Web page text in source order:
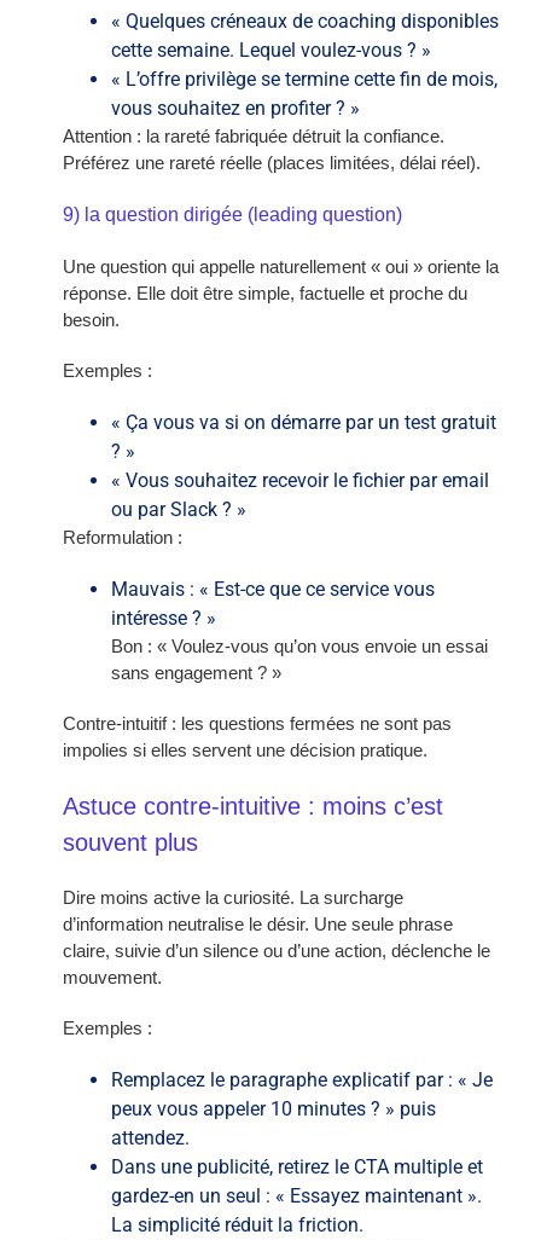
« Quelques créneaux de coaching disponibles
cette semaine. Lequel voulez-vous ? »
« L’offre privilège se termine cette fin de mois,
vous souhaitez en profiter ? »
Attention : la rareté fabriquée détruit la confiance.
Préférez une rareté réelle (places limitées, délai réel).
9) la question dirigée (leading question)
Une question qui appelle naturellement « oui » oriente la
réponse. Elle doit être simple, factuelle et proche du
besoin.
Exemples :
« Ça vous va si on démarre par un test gratuit
? »
« Vous souhaitez recevoir le fichier par email
ou par Slack ? »
Reformulation :
Mauvais : « Est-ce que ce service vous
intéresse ? »
Bon : « Voulez-vous qu’on vous envoie un essai
sans engagement ? »
Contre-intuitif : les questions fermées ne sont pas
impolies si elles servent une décision pratique.
Astuce contre-intuitive : moins c’est
souvent plus
Dire moins active la curiosité. La surcharge
d’information neutralise le désir. Une seule phrase
claire, suivie d’un silence ou d’une action, déclenche le
mouvement.
Exemples :
Remplacez le paragraphe explicatif par : « Je
peux vous appeler 10 minutes ? » puis
attendez.
Dans une publicité, retirez le CTA multiple et
gardez-en un seul : « Essayez maintenant ».
La simplicité réduit la friction.